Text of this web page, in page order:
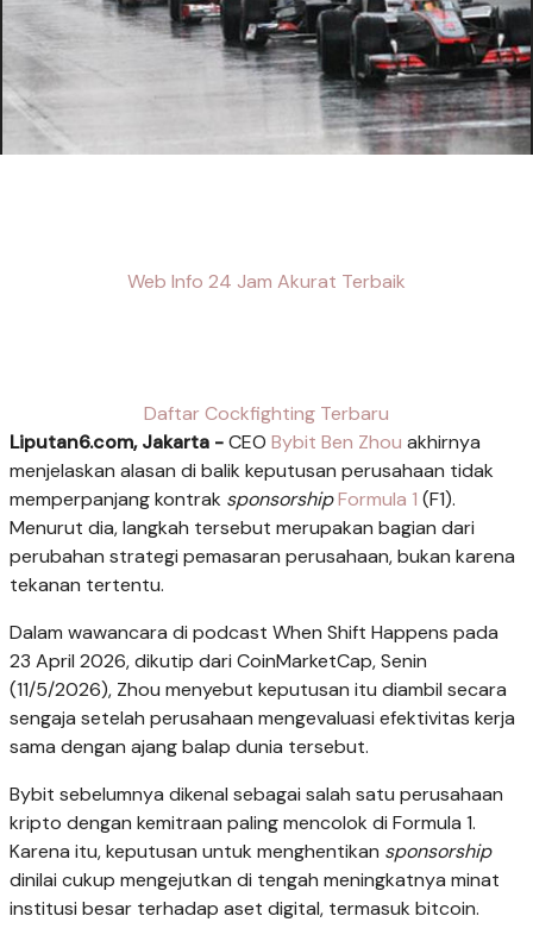
Web Info 24 Jam Akurat Terbaik
Daftar Cockfighting Terbaru
Liputan6.com, Jakarta -CEO Bybit Ben Zhou akhirnya
menjelaskan alasan di balik keputusan perusahaan tidak
memperpanjang kontrak sponsorshipFormula 1 (F1).
Menurut dia, langkah tersebut merupakan bagian dari
perubahan strategi pemasaran perusahaan, bukan karena
tekanan tertentu.
Dalam wawancara di podcast When Shift Happens pada
23 April 2026, dikutip dari CoinMarketCap, Senin
(11/5/2026), Zhou menyebut keputusan itu diambil secara
sengaja setelah perusahaan mengevaluasi efektivitas kerja
sama dengan ajang balap dunia tersebut.
Bybit sebelumnya dikenal sebagai salah satu perusahaan
kripto dengan kemitraan paling mencolok di Formula 1.
Karena itu, keputusan untuk menghentikan sponsorship
dinilai cukup mengejutkan di tengah meningkatnya minat
institusi besar terhadap aset digital, termasuk bitcoin.